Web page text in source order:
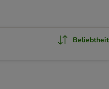
Beliebtheit